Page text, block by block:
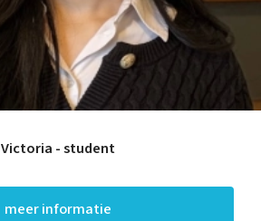
Victoria - student
meer informatie